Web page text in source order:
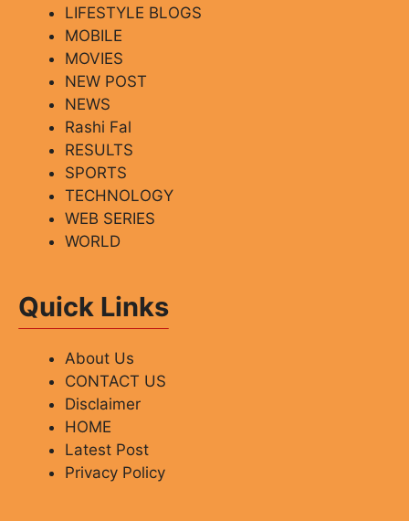
LIFESTYLE BLOGS
MOBILE
MOVIES
NEW POST
NEWS
Rashi Fal
RESULTS
SPORTS
TECHNOLOGY
WEB SERIES
WORLD
Quick Links
About Us
CONTACT US
Disclaimer
HOME
Latest Post
Privacy Policy